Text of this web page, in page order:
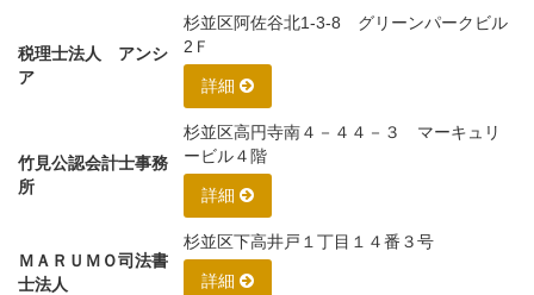
税理士法人 アンシ
ア
杉並区阿佐谷北1-3-8 グリーンパークビル
2Ｆ
詳細
竹見公認会計士事務
所
杉並区高円寺南４－４４－３ マーキュリ
ービル４階
詳細
ＭＡＲＵＭＯ司法書
士法人
杉並区下高井戸１丁目１４番３号
詳細